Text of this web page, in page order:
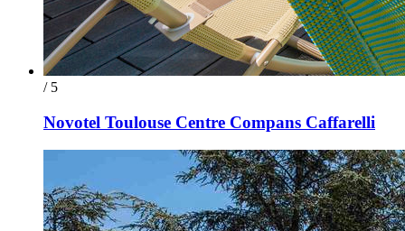
/ 5
Novotel Toulouse Centre Compans Caffarelli